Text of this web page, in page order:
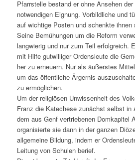
Pfarrstelle bestand er ohne Ansehen
notwendigen Eignung. Vorbildliche und
auf wichtige Posten und schenkte ihnen
Seine Bemühungen um die Reform
langwierig und nur zum Teil erfolgreich.
mit Hilfe gutwilliger Ordensleute die
her zu erneuern. Nur als äußerstes
um das öffentliche Ärgernis
zu ermöglichen.
Um der religiösen Unwissenheit des
Franz die Katechese zunächst selbst in
dem aus Genf vertriebenen Domkapitel
organisierte sie dann in der ganzen
allgemeine Bildung, indem er
Leitung von Schulen berief.